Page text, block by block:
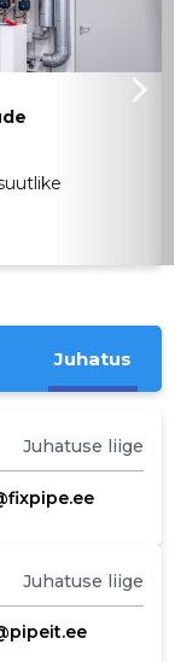
Juhatus
Juhatuse liige
Juhatuse liige